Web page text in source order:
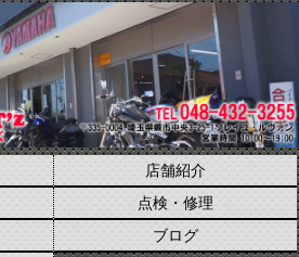
店舗紹介
点検・修理
ブログ